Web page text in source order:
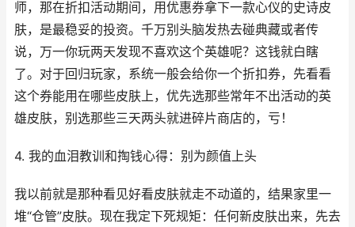
师，那在折扣活动期间，用优惠券拿下一款心仪的史诗皮
肤，是最稳妥的投资。千万别头脑发热去碰典藏或者传
说，万一你玩两天发现不喜欢这个英雄呢？这钱就白瞎
了。对于回归玩家，系统一般会给你一个折扣券，先看看
这个券能用在哪些皮肤上，优先选那些常年不出活动的英
雄皮肤，别选那些三天两头就进碎片商店的，亏！
4. 我的血泪教训和掏钱心得：别为颜值上头
我以前就是那种看见好看皮肤就走不动道的，结果家里一
堆“仓管”皮肤。现在我定下死规矩：任何新皮肤出来，先去